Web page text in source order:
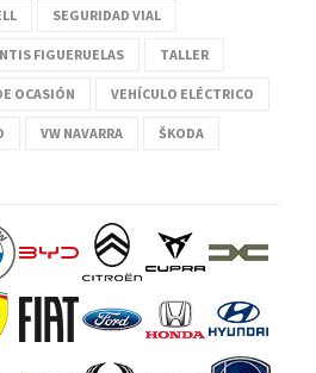
SEGURIDAD VIAL
FIGUERUELAS TALLER
OCASIÓN VEHÍCULO ELÉCTRICO
VW NAVARRA ŠKODA